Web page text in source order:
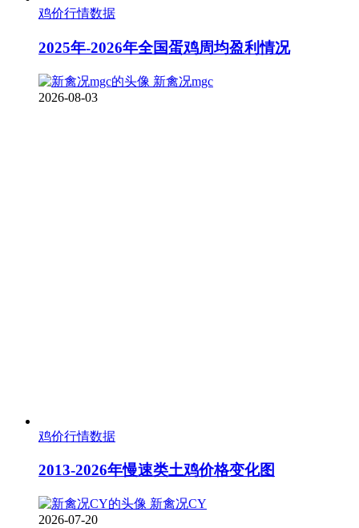
鸡价行情数据
2025年-2026年全国蛋鸡周均盈利情况
新禽况mgc
2026-08-03
鸡价行情数据
2013-2026年慢速类土鸡价格变化图
新禽况CY
2026-07-20